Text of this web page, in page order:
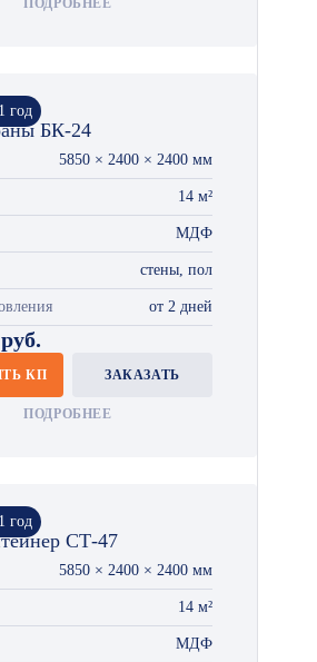
ПОДРОБНЕЕ
год
БК-24
5850 × 2400 × 2400 мм
14 м²
МДФ
стены, пол
от 2 дней
КП ЗАКАЗАТЬ
ПОДРОБНЕЕ
год
СТ-47
5850 × 2400 × 2400 мм
14 м²
МДФ